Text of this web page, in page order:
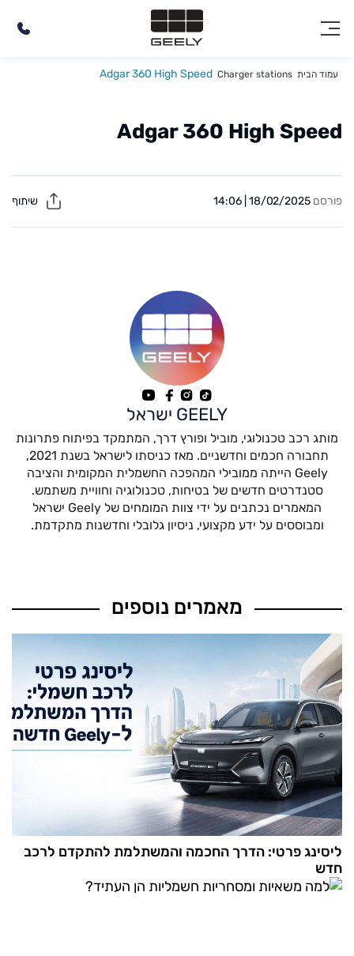
עמוד הבית Charger stations
Adgar 360 High Speed
Adgar 360 High Speed
פורסם 18/02/2025 | 14:06
GEELY ישראל
מותג רכב טכנולוגי, מוביל ופורץ דרך, המתמקד בפיתוח פתרונות
תחבורה חכמים וחדשניים. מאז כניסתו לישראל בשנת 2021,
Geely הייתה ממובילי המהפכה החשמלית המקומית והציבה
סטנדרטים חדשים של בטיחות, טכנולוגיה וחוויית משתמש.
המאמרים נכתבים על ידי צוות המומחים של Geely ישראל
ומבוססים על ידע מקצועי, ניסיון גלובלי וחדשנות מתקדמת.
מאמרים נוספים
ליסינג פרטי: הדרך החכמה והמשתלמת להתקדם לרכב
חדש